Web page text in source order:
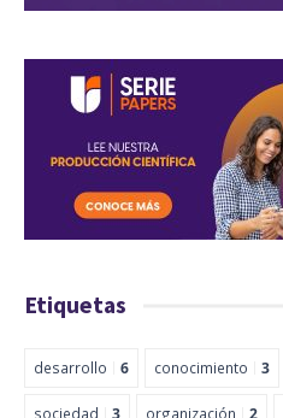
Etiquetas
desarrollo 6 conocimiento 3
sociedad 3 organización 2